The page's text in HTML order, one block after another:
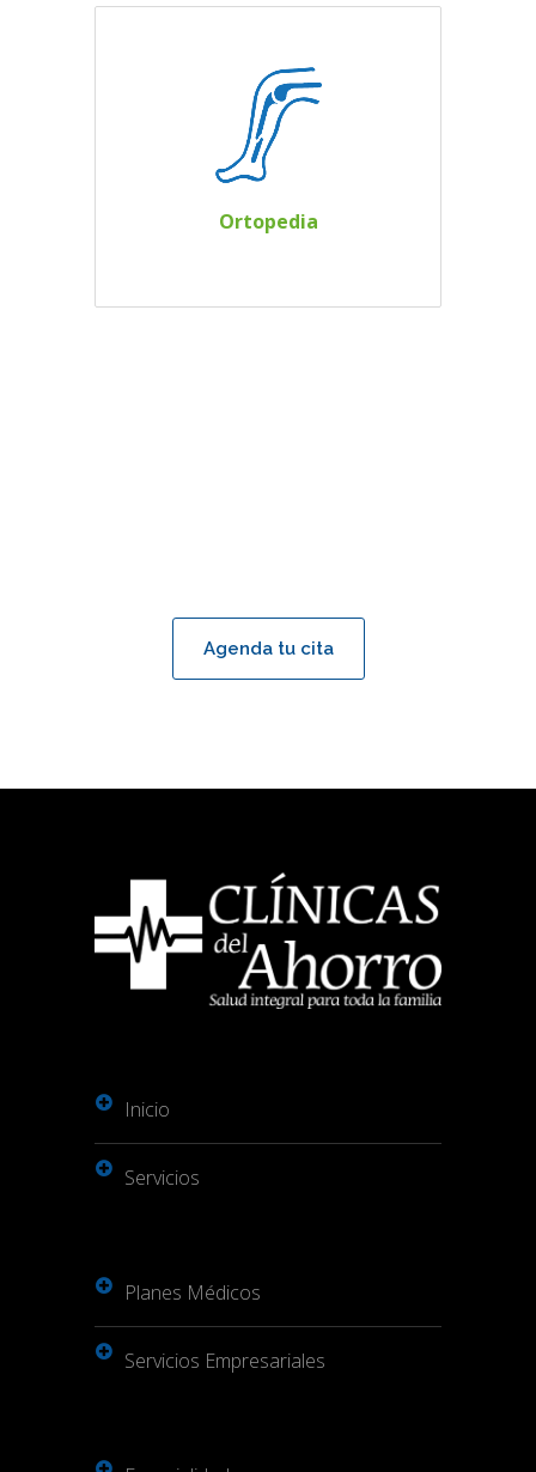
Ortopedia
diagnosticamos y
prevenimos aquellas
enfermedades
directamente
relacionadas con los
huesos, músculos o
Agenda tu cita
Inicio
Servicios
Planes Médicos
Servicios Empresariales